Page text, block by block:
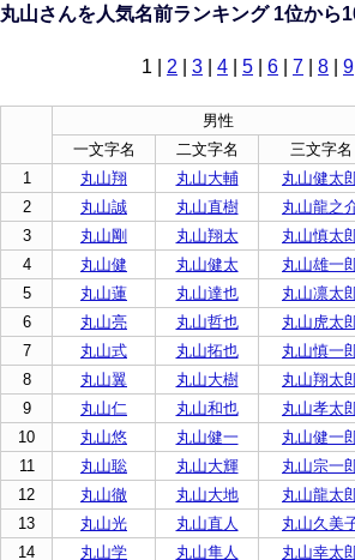
丸山さんを人気名前ランキング 1位から
1 2 3 4 5 6 7 8 9
男性
一文字名
二文字名 三文字名
1
丸山翔 丸山大輔 丸山健太
2
丸山誠 丸山直樹 丸山龍之
3
丸山剛 丸山翔太 丸山慎太
4
丸山健 丸山健太 丸山雄一
5
丸山蓮 丸山達也 丸山凛太
6
丸山亮 丸山哲也 丸山虎太
7
丸山式 丸山拓也 丸山慎一
8
丸山翼 丸山大樹 丸山翔太
9
丸山仁 丸山和也 丸山孝太
10
丸山悠 丸山健一 丸山健一
11
丸山聡 丸山大輝 丸山宗一
12
丸山徹 丸山大地 丸山龍太
13
丸山光 丸山直人 丸山久美
14
丸山学 丸山隼人 丸山幸太